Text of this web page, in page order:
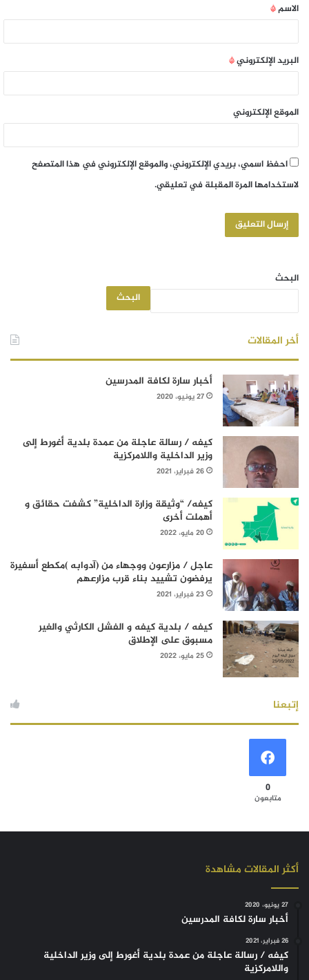
الاسم*
البريد الإلكتروني*
الموقع الإلكتروني
احفظ اسمي، بريدي الإلكتروني، والموقع الإلكتروني في هذا المتصفح
لاستخدامها المرة المقبلة في تعليقي.
البحث
البحث
أخر المقالات
أخبار سارة لكافة المدرسين
27 يونيو، 2020
كيفه / رسالة عاجلة من عمدة بلدية أغورط إلى
وزير الداخلية واللامركزية
26 فبراير، 2021
كيفه/ “وثيقة وزارة الداخلية” كشفت حقائق و
أهملت أخرى
20 مايو، 2022
عاجل / مزارعون ووجهاء من (آدوابه )مكطع أسفيرة
يرفضون تشييد بناء قرب مزارعهم
23 فبراير، 2021
كيفه / بلدية كيفه و الفشل الكارثي والغير
مسبوق على الإطلاق
25 مايو، 2022
إتبعنا
0
متابعون
أكثر المقالات مشاهدة
27 يونيو، 2020
أخبار سارة لكافة المدرسين
26 فبراير، 2021
كيفه / رسالة عاجلة من عمدة بلدية أغورط إلى وزير الداخلية
واللامركزية